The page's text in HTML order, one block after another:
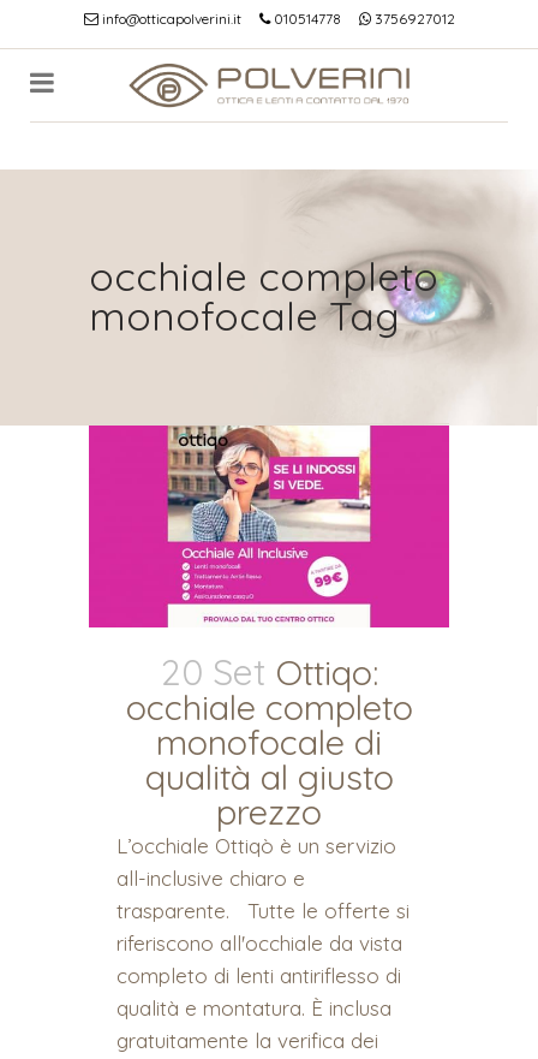
info@otticapolverini.it 010514778 3756927012
occhiale completo
monofocale Tag
20 Set Ottiqo:
occhiale completo
monofocale di
qualità al giusto
prezzo
L’occhiale Ottiqò è un servizio
all-inclusive chiaro e
trasparente. Tutte le offerte si
riferiscono all'occhiale da vista
completo di lenti antiriflesso di
qualità e montatura. È inclusa
gratuitamente la verifica dei